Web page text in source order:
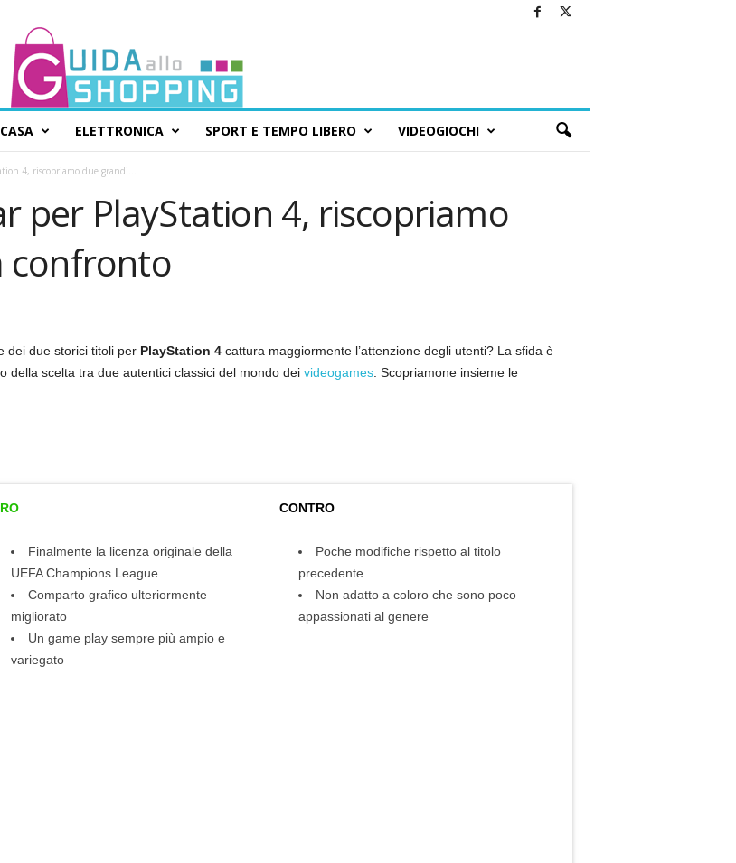
CASA ELETTRONICA SPORT E TEMPO LIBERO VIDEOGIOCHI
4, riscopriamo due grandi...
per PlayStation 4, riscopriamo
confronto
dei due storici titoli per PlayStation 4cattura maggiormente l’attenzione degli utenti? La sfida è
della scelta tra due autentici classici del mondo dei videogames. Scopriamone insieme le
Finalmente la licenza originale della
UEFA Champions League
Comparto grafico ulteriormente
migliorato
Un game play sempre più ampio e
variegato
CONTRO
Poche modifiche rispetto al titolo
precedente
Non adatto a coloro che sono poco
appassionati al genere